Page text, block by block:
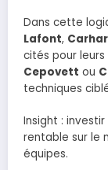
Dans cette
Lafont,
cités pour
Cepovett ou
techniques
Insight :
rentable sur le
équipes.